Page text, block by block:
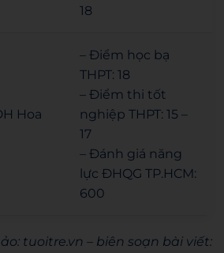
18
Hoa
– Điểm học bạ
THPT: 18
– Điểm thi tốt
nghiệp THPT: 15 –
17
– Đánh giá năng
lực ĐHQG TP.HCM:
600
tuoitre.vn – biên soạn bài viết: